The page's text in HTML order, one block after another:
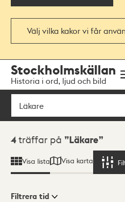
Välj vilka kakor vi får
navigationen
huvudinnehållet
Stockholmskällan
Historia i ord, ljud och bild
Sök
Sökresultat
4 träffar på Läkare
Visa lista Visa karta
Filtrera tid